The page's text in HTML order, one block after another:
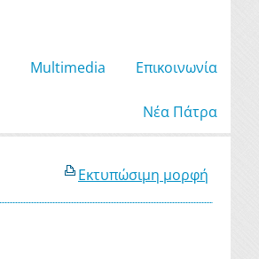
Μultimedia Επικοινωνία
Νέα Πάτρα
Εκτυπώσιμη μορφή